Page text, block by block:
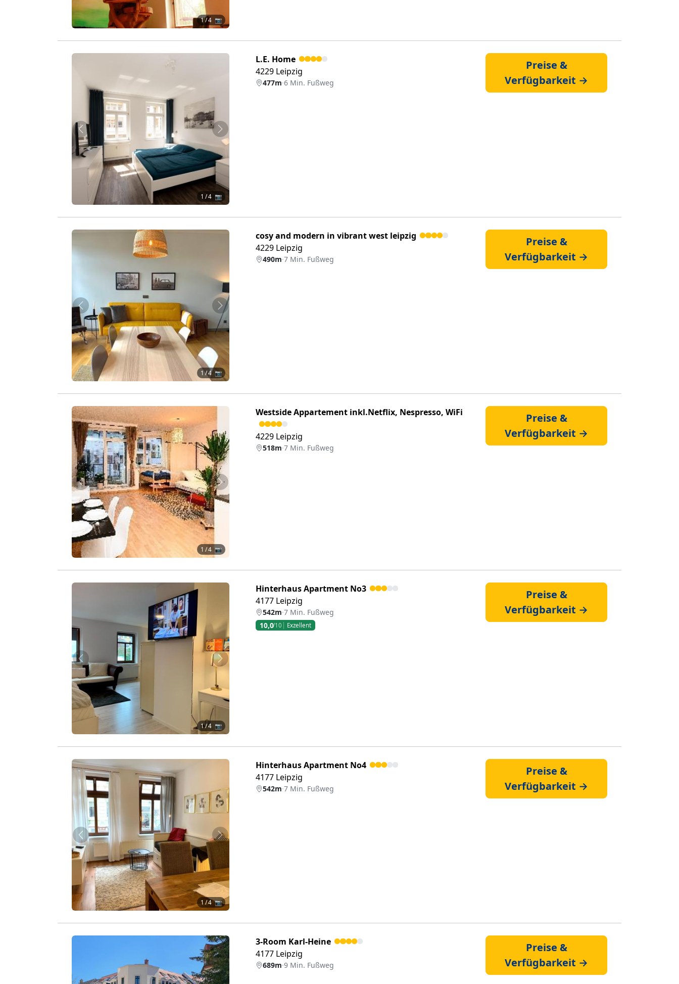
1/ 4 📷
Zurück Weiter
1 / 4 📷
L.E. Home
4229 Leipzig
477m·6 Min. Fußweg
Preise &
Verfügbarkeit →
Zurück Weiter
1/ 4 📷
cosy and modern in vibrant west leipzig
4229 Leipzig
490m·7 Min. Fußweg
Preise &
Verfügbarkeit →
Zurück Weiter
1 / 4 📷
Westside Appartement inkl.Netflix, Nespresso, WiFi
4229 Leipzig
518m·7 Min. Fußweg
Preise &
Verfügbarkeit →
Zurück Weiter
1/ 4 📷
Hinterhaus Apartment No3
4177 Leipzig
542m·7 Min. Fußweg
10,0/10 Exzellent
Preise &
Verfügbarkeit →
Zurück Weiter
1 / 4 📷
Hinterhaus Apartment No4
4177 Leipzig
542m·7 Min. Fußweg
Preise &
Verfügbarkeit →
3-Room Karl-Heine
4177 Leipzig
689m·9 Min. Fußweg
Preise &
Verfügbarkeit →